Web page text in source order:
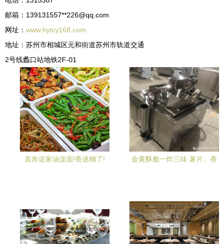
邮箱：139131557**226@qq.com
网址： www.hytcy168.com
地址：苏州市相城区元和街道苏州市轨道交通
2号线蠡口站地铁2F-01
直奔这家油泼面!香迷糊了!
金黄酥脆一炸三味 薯片、香